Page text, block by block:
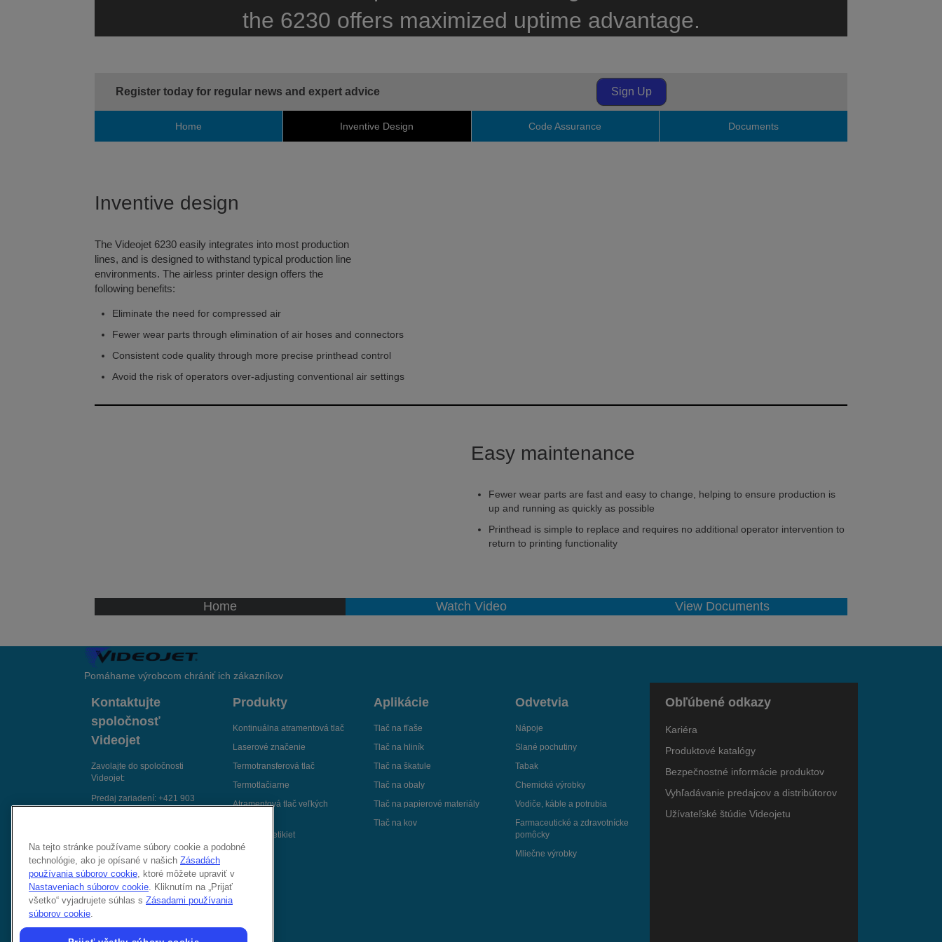
the 6230 offers maximized uptime advantage.
Register today for regular news and expert advice Sign Up
Home Inventive Design Code Assurance Documents
Inventive design
The Videojet 6230 easily integrates into most production
lines, and is designed to withstand typical production line
environments. The airless printer design offers the
following benefits:
Eliminate the need for compressed air
Fewer wear parts through elimination of air hoses and connectors
Consistent code quality through more precise printhead control
Avoid the risk of operators over-adjusting conventional air settings
Easy maintenance
Fewer wear parts are fast and easy to change, helping to ensure production is
up and running as quickly as possible
Printhead is simple to replace and requires no additional operator intervention to
return to printing functionality
Home Watch Video View Documents
Pomáhame výrobcom chrániť ich zákazníkov
Kontaktujte
spoločnosť
Videojet
Zavolajte do spoločnosti
Videojet:
Predaj zariadení: +421 903
834 18
Spojte sa s nami e-mailom
Sledujte nás na:
Produkty
Kontinuálna atramentová tlač
Laserové značenie
Termotransferová tlač
Termotlačiarne
Atramentová tlač veľkých
Aplikátory etikiet
Aplikácie
Tlač na fľaše
Tlač na hliník
Tlač na škatule
Tlač na obaly
Tlač na papierové materiály
Tlač na kov
Odvetvia
Nápoje
Slané pochutiny
Tabak
Chemické výrobky
Vodiče, káble a potrubia
Farmaceutické a zdravotnícke
pomôcky
Mliečne výrobky
Obľúbené odkazy
Kariéra
Produktové katalógy
Bezpečnostné informácie produktov
Vyhľadávanie predajcov a distribútorov
Užívateľské štúdie Videojetu
Na tejto stránke používame súbory cookie a podobné
technológie, ako je opísané v našich Zásadách
používania súborov cookie, ktoré môžete upraviť v
Nastaveniach súborov cookie. Kliknutím na „Prijať
všetko“ vyjadrujete súhlas s Zásadami používania
súborov cookie.